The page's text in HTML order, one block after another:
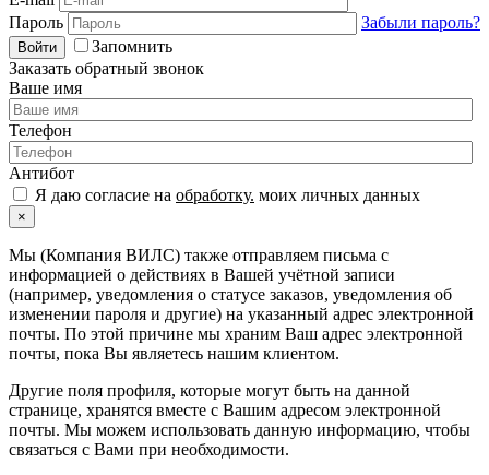
Пароль
Забыли пароль?
Войти
Запомнить
Заказать обратный звонок
Ваше имя
Телефон
Антибот
Я даю согласие на обработку. моих личных данных
×
Мы (Компания ВИЛС) также отправляем письма с
информацией о действиях в Вашей учётной записи
(например, уведомления о статусе заказов, уведомления об
изменении пароля и другие) на указанный адрес электронной
почты. По этой причине мы храним Ваш адрес электронной
почты, пока Вы являетесь нашим клиентом.
Другие поля профиля, которые могут быть на данной
странице, хранятся вместе с Вашим адресом электронной
почты. Мы можем использовать данную информацию, чтобы
связаться с Вами при необходимости.